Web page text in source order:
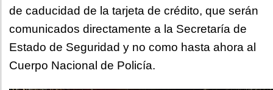
de caducidad de la tarjeta de crédito, que serán
comunicados directamente a la Secretaría de
Estado de Seguridad y no como hasta ahora al
Cuerpo Nacional de Policía.